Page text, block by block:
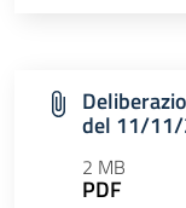
del 11/
2 MB
PDF